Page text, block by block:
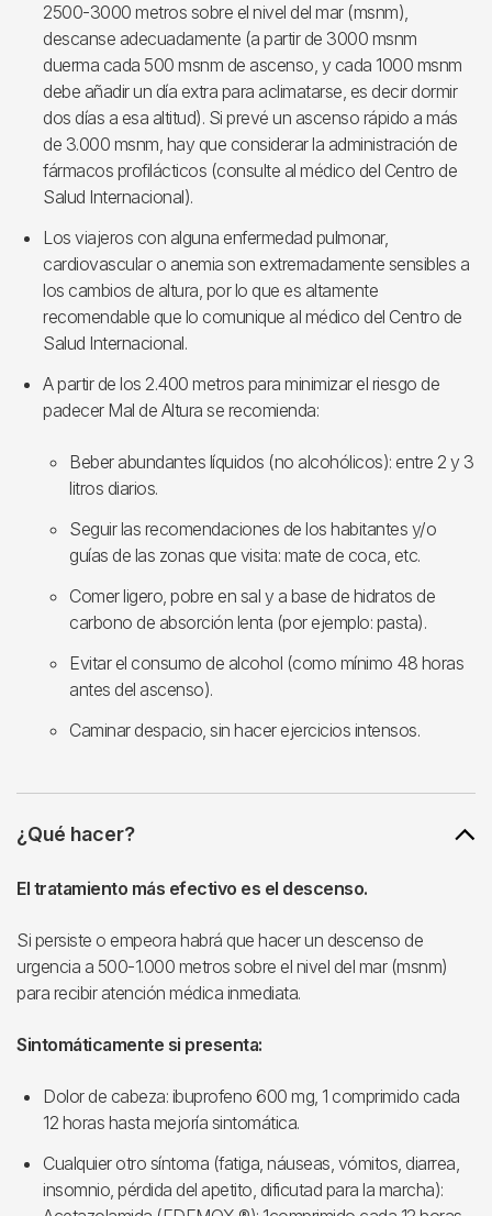
2500-3000 metros sobre el nivel del mar (msnm),
descanse adecuadamente (a partir de 3000 msnm
duerma cada 500 msnm de ascenso, y cada 1000 msnm
debe añadir un día extra para aclimatarse, es decir dormir
dos días a esa altitud). Si prevé un ascenso rápido a más
de 3.000 msnm, hay que considerar la administración de
fármacos profilácticos (consulte al médico del Centro de
Salud Internacional).
Los viajeros con alguna enfermedad pulmonar,
cardiovascular o anemia son extremadamente sensibles a
los cambios de altura, por lo que es altamente
recomendable que lo comunique al médico del Centro de
Salud Internacional.
A partir de los 2.400 metros para minimizar el riesgo de
padecer Mal de Altura se recomienda:
Beber abundantes líquidos (no alcohólicos): entre 2 y 3
litros diarios.
Seguir las recomendaciones de los habitantes y/o
guías de las zonas que visita: mate de coca, etc.
Comer ligero, pobre en sal y a base de hidratos de
carbono de absorción lenta (por ejemplo: pasta).
Evitar el consumo de alcohol (como mínimo 48 horas
antes del ascenso).
Caminar despacio, sin hacer ejercicios intensos.
¿Qué hacer?
El tratamiento más efectivo es el descenso.
Si persiste o empeora habrá que hacer un descenso de
urgencia a 500-1.000 metros sobre el nivel del mar (msnm)
para recibir atención médica inmediata.
Sintomáticamente si presenta:
Dolor de cabeza: ibuprofeno 600 mg, 1 comprimido cada
12 horas hasta mejoría sintomática.
Cualquier otro síntoma (fatiga, náuseas, vómitos, diarrea,
insomnio, pérdida del apetito, dificutad para la marcha):